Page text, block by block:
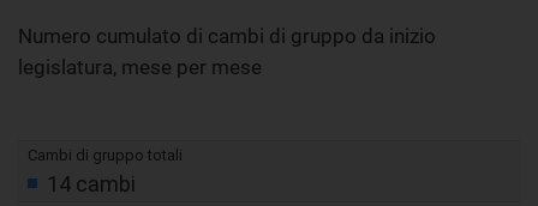
Numero cumulato di cambi di gruppo da inizio
legislatura, mese per mese